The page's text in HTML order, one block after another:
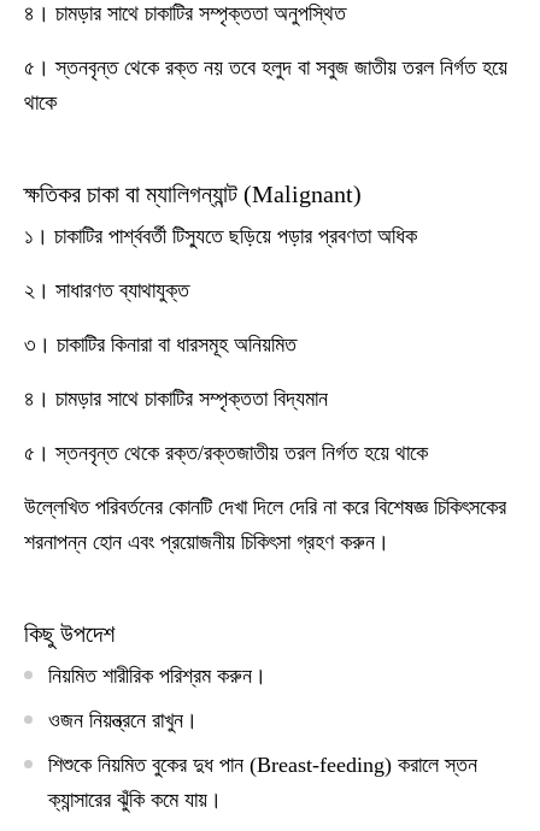
৪। চামড়ার সাথে চাকাটির সম্পৃক্ততা অনুপস্থিত
৫। স্তনবৃন্ত থেকে রক্ত নয় তবে হলুদ বা সবুজ জাতীয় তরল নির্গত হয়ে
থাকে
ক্ষতিকর চাকা বা ম্যালিগন্যান্ট (Malignant)
১। চাকাটির পার্শ্ববর্তী টিস্যুতে ছড়িয়ে পড়ার প্রবণতা অধিক
২। সাধারণত ব্যাথাযুক্ত
৩। চাকাটির কিনারা বা ধারসমূহ অনিয়মিত
৪। চামড়ার সাথে চাকাটির সম্পৃক্ততা বিদ্যমান
৫। স্তনবৃন্ত থেকে রক্ত/রক্তজাতীয় তরল নির্গত হয়ে থাকে
উল্লেখিত পরিবর্তনের কোনটি দেখা দিলে দেরি না করে বিশেষজ্ঞ চিকিৎসকের
শরনাপন্ন হোন এবং প্রয়োজনীয় চিকিৎসা গ্রহণ করুন।
কিছু উপদেশ
নিয়মিত শারীরিক পরিশ্রম করুন।
ওজন নিয়ন্ত্রনে রাখুন।
শিশুকে নিয়মিত বুকের দুধ পান (Breast-feeding) করালে স্তন
ক্যান্সারের ঝুঁকি কমে যায়।